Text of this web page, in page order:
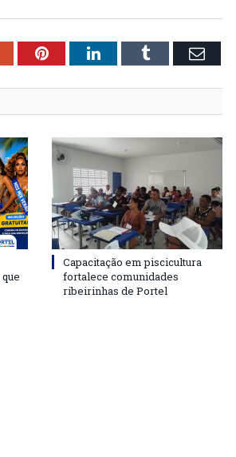
PinterestLinkedInTumblr Email
Capacitação em piscicultura
fortalece comunidades
ribeirinhas de Portel